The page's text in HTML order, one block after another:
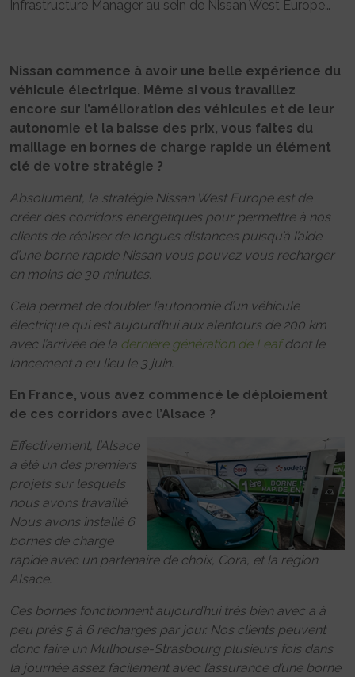
Infrastructure Manager au sein de Nissan West Europe…
Nissan commence à avoir une belle expérience du
véhicule électrique. Même si vous travaillez
encore sur l’amélioration des véhicules et de leur
autonomie et la baisse des prix, vous faites du
maillage en bornes de charge rapide un élément
clé de votre stratégie ?
Absolument, la stratégie Nissan West Europe est de
créer des corridors énergétiques pour permettre à nos
clients de réaliser de longues distances puisqu’à l’aide
d’une borne rapide Nissan vous pouvez vous recharger
en moins de 30 minutes.
Cela permet de doubler l’autonomie d’un véhicule
électrique qui est aujourd’hui aux alentours de 200 km
avec l’arrivée de la dernière génération de Leafdont le
lancement a eu lieu le 3 juin.
En France, vous avez commencé le déploiement
de ces corridors avec l’Alsace ?
Effectivement, l’Alsace
a été un des premiers
projets sur lesquels
nous avons travaillé.
Nous avons installé 6
bornes de charge
rapide avec un partenaire de choix, Cora, et la région
Alsace.
Ces bornes fonctionnent aujourd’hui très bien avec a à
peu près 5 à 6 recharges par jour. Nos clients peuvent
donc faire un Mulhouse-Strasbourg plusieurs fois dans
la journée assez facilement avec l’assurance d’une borne